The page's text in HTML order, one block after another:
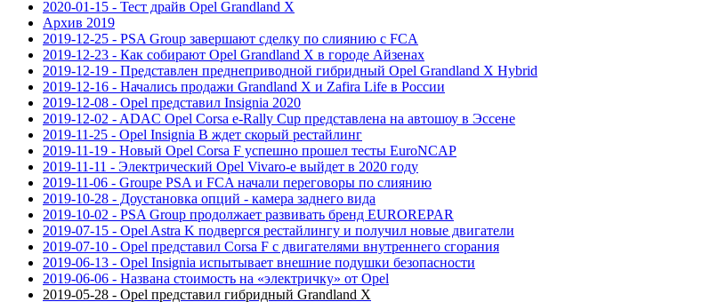
2020-01-15 - Тест драйв Opel Grandland X
Архив 2019
2019-12-25 - PSA Group завершают сделку по слиянию с FCA
2019-12-23 - Как собирают Opel Grandland X в городе Айзенах
2019-12-19 - Представлен преднеприводной гибридный Opel Grandland X Hybrid
2019-12-16 - Начались продажи Grandland X и Zafira Life в России
2019-12-08 - Opel представил Insignia 2020
2019-12-02 - ADAC Opel Corsa e-Rally Cup представлена на автошоу в Эссене
2019-11-25 - Opel Insignia B ждет скорый рестайлинг
2019-11-19 - Новый Opel Corsa F успешно прошел тесты EuroNCAP
2019-11-11 - Электрический Opel Vivaro-e выйдет в 2020 году
2019-11-06 - Groupe PSA и FCA начали переговоры по слиянию
2019-10-28 - Доустановка опций - камера заднего вида
2019-10-02 - PSA Group продолжает развивать бренд EUROREPAR
2019-07-15 - Opel Astra K подвергся рестайлингу и получил новые двигатели
2019-07-10 - Opel представил Corsa F с двигателями внутреннего сгорания
2019-06-13 - Opel Insignia испытывает внешние подушки безопасности
2019-06-06 - Названа стоимость на «электричку» от Opel
2019-05-28 - Opel представил гибридный Grandland X